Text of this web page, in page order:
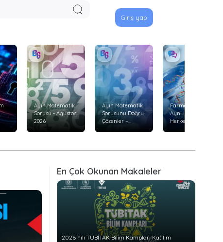
Giriş yap
Ayın Matematik
Sorusu - Ağustos
2026
Ayın Matematik
Sorusunu Doğru
Çözenler –
Farmakogenetik:
Aynı İlaç Neden
Herkeste Aynı
En Çok Okunan Makaleler
2026 Yılı TÜBİTAK Bilim Kampları Katılım